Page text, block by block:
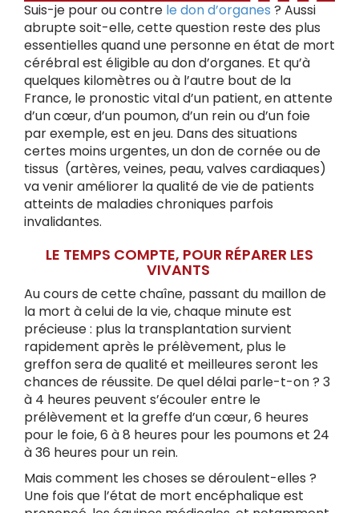
Suis-je pour ou contre le don d’organes ? Aussi
abrupte soit-elle, cette question reste des plus
essentielles quand une personne en état de mort
cérébral est éligible au don d’organes. Et qu’à
quelques kilomètres ou à l’autre bout de la
France, le pronostic vital d’un patient, en attente
d’un cœur, d’un poumon, d’un rein ou d’un foie
par exemple, est en jeu. Dans des situations
certes moins urgentes, un don de cornée ou de
tissus (artères, veines, peau, valves cardiaques)
va venir améliorer la qualité de vie de patients
atteints de maladies chroniques parfois
invalidantes.
LE TEMPS COMPTE, POUR RÉPARER LES
VIVANTS
Au cours de cette chaîne, passant du maillon de
la mort à celui de la vie, chaque minute est
précieuse : plus la transplantation survient
rapidement après le prélèvement, plus le
greffon sera de qualité et meilleures seront les
chances de réussite. De quel délai parle-t-on ? 3
à 4 heures peuvent s’écouler entre le
prélèvement et la greffe d’un cœur, 6 heures
pour le foie, 6 à 8 heures pour les poumons et 24
à 36 heures pour un rein.
Mais comment les choses se déroulent-elles ?
Une fois que l’état de mort encéphalique est